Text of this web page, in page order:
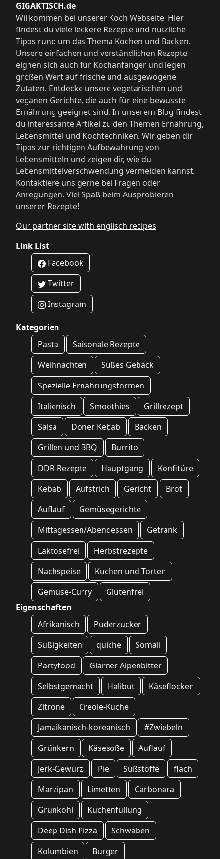
GIGAKTISCH.de
Willkommen bei unserer Koch Webseite! Hier
findest du viele leckere Rezepte und nützliche
Tipps rund um das Thema Kochen und Backen.
Unsere einfachen und verständlichen Rezepte
eignen sich auch für Kochanfänger und legen
großen Wert auf frische und ausgewogene
Zutaten. Entdecke unsere vegetarischen und
veganen Gerichte, die auch für eine bewusste
Ernährung geeignet sind. In unserem Blog findest
du interessante Artikel zu den Themen Ernährung,
Lebensmittel und Kochtechniken. Wir geben dir
Tipps zur richtigen Aufbewahrung von
Lebensmitteln und zeigen dir, wie du
Lebensmittelverschwendung vermeiden kannst.
Kontaktiere uns gerne bei Fragen oder
Anregungen. Viel Spaß beim Ausprobieren
unserer Rezepte!
Our partner site with englisch recipes
Link List
Facebook
Twitter
Instagram
Kategorien
Pasta
Saisonale Rezepte
Weihnachten
Süßes Gebäck
Spezielle Ernährungsformen
Italienisch
Smoothies
Grillrezept
Salsa
Doner Kebab
Backen
Grillen und BBQ
Burrito
DDR-Rezepte
Hauptgang
Konfitüre
Kebab
Aufstrich Gericht
Brot
Auflauf
Gemüsegerichte
Mittagessen/Abendessen
Getränk
Laktosefrei
Herbstrezepte
Nachspeise
Kuchen und Torten
Gemüse-Curry
Glutenfrei
Eigenschaften
Afrikanisch
Puderzucker
Süßigkeiten
quiche
Somali
Partyfood
Glarner Alpenbitter
Selbstgemacht
Halibut
Käseflocken
Zitrone
Creole-Küche
Jamaikanisch-koreanisch
#Zwiebeln
Grünkern
Käsesoße
Auflauf
Jerk-Gewürz
Pie Süßstoffe
flach
Marzipan
Limetten
Carbonara
Grünkohl
Kuchenfüllung
Deep Dish Pizza
Schwaben
Kolumbien
Burger